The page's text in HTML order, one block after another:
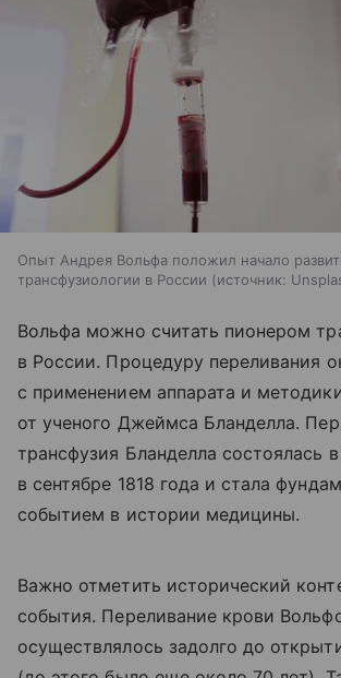
Опыт Андрея Вольфа положил начало
трансфузиологии в России
источник:
Вольфа можно считать пионером
в России. Процедуру переливания
с применением аппарата и
от ученого Джеймса Бланделла.
трансфузия Бланделла состоялась
в сентябре 1818 года и стала
событием в истории медицины.
Важно отметить исторический
события. Переливание крови
осуществлялось задолго до